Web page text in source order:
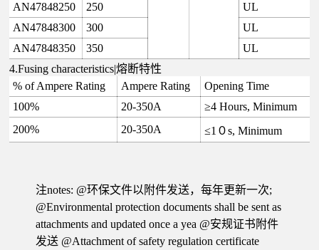
AN47848250
250
UL
AN47848300
300
UL
AN47848350
350
UL
4.Fusing characteristics|熔断特性
% of Ampere Rating
Ampere Rating
Opening Time
100%
20-350A
≥4 Hours, Minimum
200%
20-350A ≤1０s, Minimum
注notes: @环保文件以附件发送，每年更新一次;
@Environmental protection documents shall be sent as
attachments and updated once a yea @安规证书附件
发送 @Attachment of safety regulation certificate